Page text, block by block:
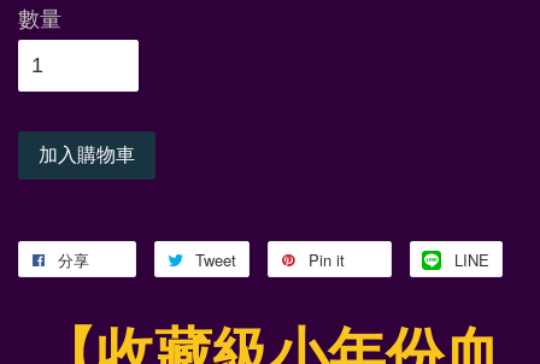
數量
加入購物車
分享 Tweet Pin it LINE